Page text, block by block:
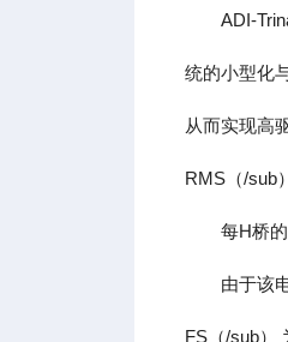
ADI-
统的小型化
从而实现高
RMS（/sub
每H桥
由于该
FS（/sub）